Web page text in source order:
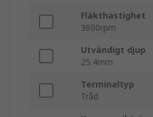
Fläkthastighet
3600rpm
Utvändigt djup
25.4mm
Terminaltyp
Tråd